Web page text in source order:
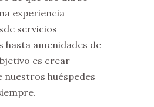
experiencia
servicios
hasta amenidades de
es crear
nuestros huéspedes